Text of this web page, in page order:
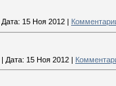
Дата: 15 Ноя 2012
| Дата: 15 Ноя 2012 |